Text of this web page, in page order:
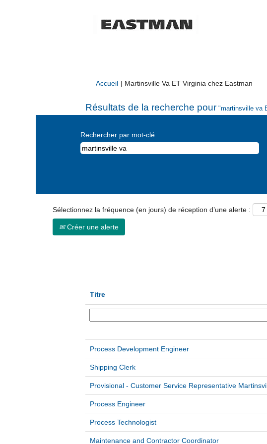
Accueil | Martinsville Va ET Virginia chez Eastman
Résultats de la recherche pour "martinsville va
Rechercher par mot-clé
Sélectionnez la fréquence (en jours) de réception d’une alerte :
Créer une alerte
Titre
Process Development Engineer
Shipping Clerk
Provisional - Customer Service Representative
Process Engineer
Process Technologist
Maintenance and Contractor Coordinator